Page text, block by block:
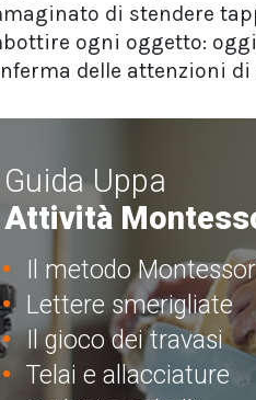
di stendere
ogni oggetto:
delle attenzioni
Guida Uppa
Attività
Il metodo
Lettere smerigliate
Il gioco dei travasi
Telai e allacciature